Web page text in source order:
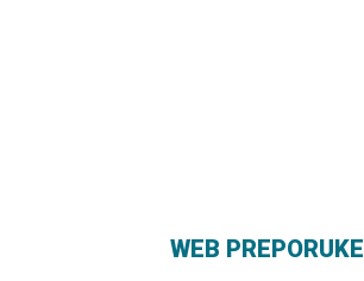
WEB PREPORUKE